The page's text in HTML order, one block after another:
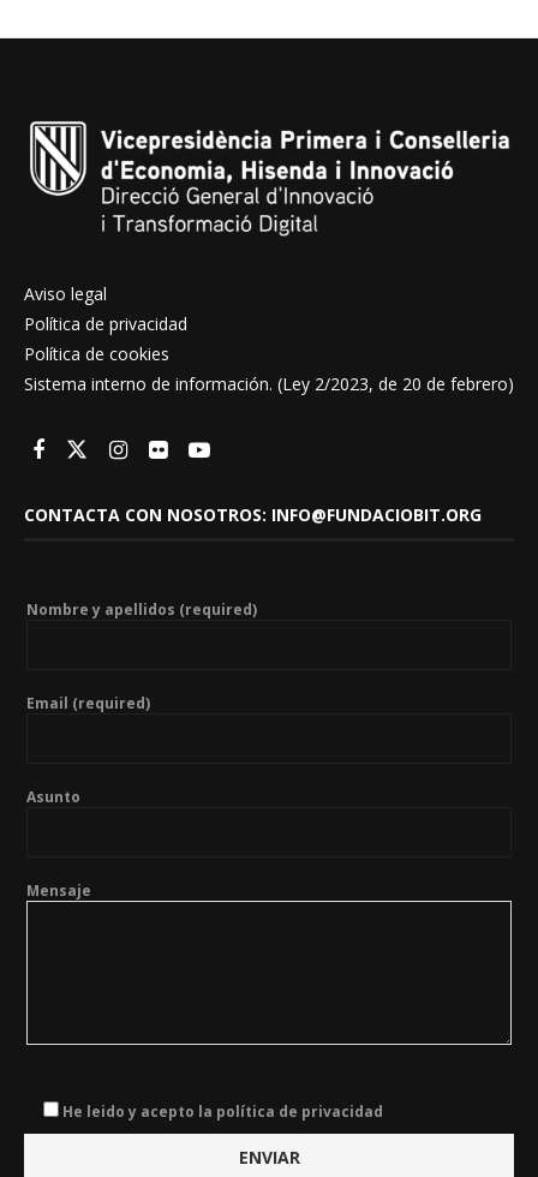
Aviso legal
Política de privacidad
Política de cookies
Sistema interno de información. (Ley 2/2023, de 20 de febrero)
CONTACTA CON NOSOTROS: INFO@FUNDACIOBIT.ORG
Nombre y apellidos (required)
Email (required)
Asunto
Mensaje
He leido y acepto la política de privacidad